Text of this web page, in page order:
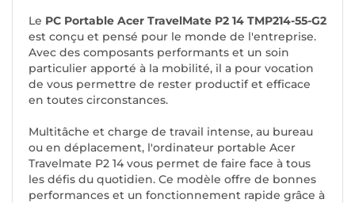
Le PC Portable Acer TravelMate P2 14 TMP214-55-G2
est conçu et pensé pour le monde de l'entreprise.
Avec des composants performants et un soin
particulier apporté à la mobilité, il a pour vocation
de vous permettre de rester productif et efficace
en toutes circonstances.
Multitâche et charge de travail intense, au bureau
ou en déplacement, l'ordinateur portable Acer
Travelmate P2 14 vous permet de faire face à tous
les défis du quotidien. Ce modèle offre de bonnes
performances et un fonctionnement rapide grâce à